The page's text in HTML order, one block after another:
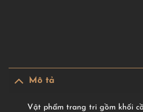
Mô tả
Vật phẩm trang tri gồm khối